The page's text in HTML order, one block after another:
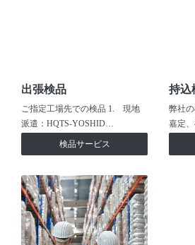
出張検品
ご指定工場先での検品 1. 現地
派遣：HQTS-YOSHID…
検品サービス
持込
弊社
嘉定